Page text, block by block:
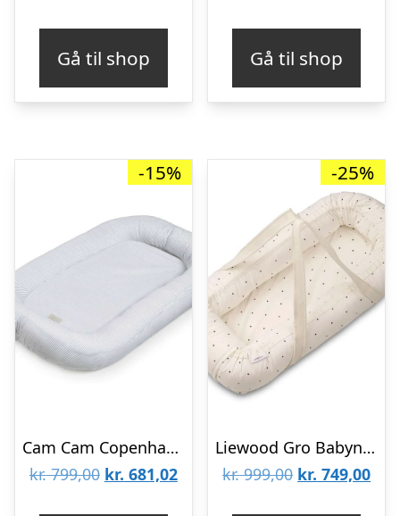
kr. 999,95.kr. 997,99.
Gå til shop
kr. 999,95.kr.
Gå til shop
-15%
Cam Cam Copenhagen Babynest – OCS – Classic Stripes Blue
kr.799,00 Den
kr. 681,02Den
-25%
Liewood Gro Babynest/-lift – Classic Dot/Creme De La Creme
kr.999,00 Den
kr. 749,00Den